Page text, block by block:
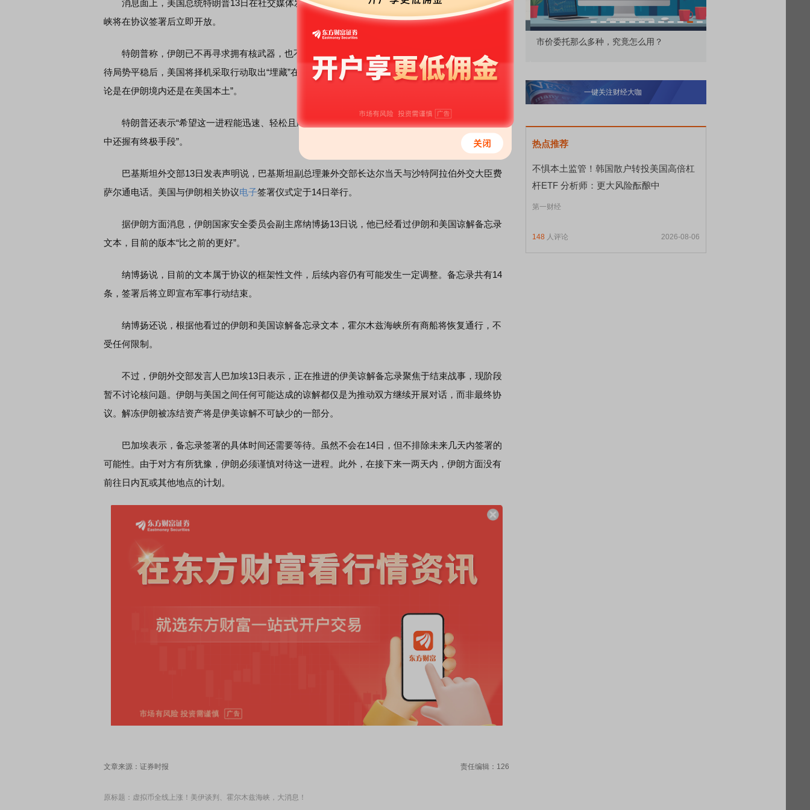
消息面上，美国总统特朗普13日在社交媒体发文说，美国和伊朗定于14日签署协议，霍尔木兹海
峡将在协议签署后立即开放。
特朗普称，伊朗已不再寻求拥有核武器，也不会购买、自主研发或以任何其他方式获取核武器。
待局势平稳后，美国将择机采取行动取出“埋藏”在山体下的浓缩铀，并对其进行稀释处理与销毁，“无
论是在伊朗境内还是在美国本土”。
特朗普还表示“希望这一进程能迅速、轻松且顺利地推进”，但同时威胁道，“若事与愿违，我们手
中还握有终极手段”。
巴基斯坦外交部13日发表声明说，巴基斯坦副总理兼外交部长达尔当天与沙特阿拉伯外交大臣费
萨尔通电话。美国与伊朗相关协议电子签署仪式定于14日举行。
据伊朗方面消息，伊朗国家安全委员会副主席纳博扬13日说，他已经看过伊朗和美国谅解备忘录
文本，目前的版本“比之前的更好”。
纳博扬说，目前的文本属于协议的框架性文件，后续内容仍有可能发生一定调整。备忘录共有14
条，签署后将立即宣布军事行动结束。
纳博扬还说，根据他看过的伊朗和美国谅解备忘录文本，霍尔木兹海峡所有商船将恢复通行，不
受任何限制。
不过，伊朗外交部发言人巴加埃13日表示，正在推进的伊美谅解备忘录聚焦于结束战事，现阶段
暂不讨论核问题。伊朗与美国之间任何可能达成的谅解都仅是为推动双方继续开展对话，而非最终协
议。解冻伊朗被冻结资产将是伊美谅解不可缺少的一部分。
巴加埃表示，备忘录签署的具体时间还需要等待。虽然不会在14日，但不排除未来几天内签署的
可能性。由于对方有所犹豫，伊朗必须谨慎对待这一进程。此外，在接下来一两天内，伊朗方面没有
前往日内瓦或其他地点的计划。
文章来源：证券时报 责任编辑：126
原标题：虚拟币全线上涨！美伊谈判、霍尔木兹海峡，大消息！
了解北交所知识 做理性投资者 市价委托那么多种，究竟怎么用？
一键关注财经大咖
热点推荐
不惧本土监管！韩国散户转投美国高倍杠
杆ETF 分析师：更大风险酝酿中
第一财经
148 人评论 2026-08-06